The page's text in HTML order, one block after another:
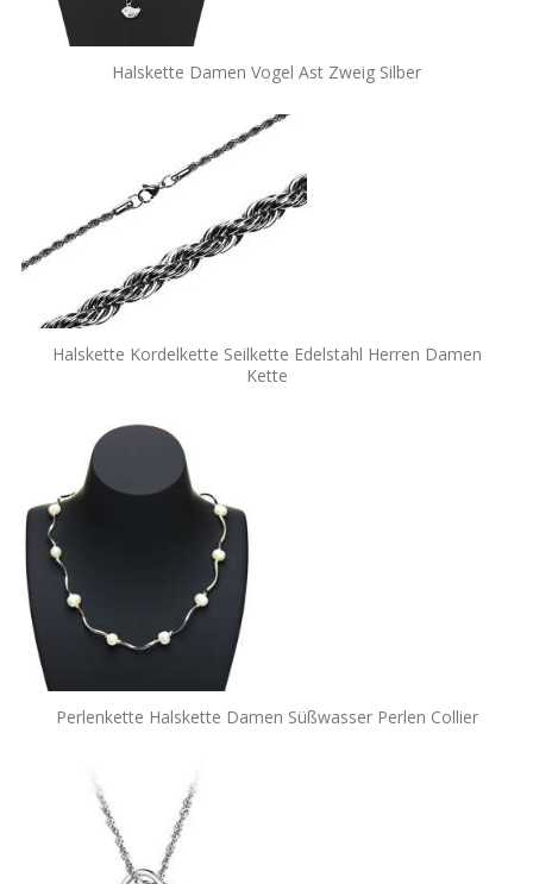
Halskette Damen Vogel Ast Zweig Silber
Halskette Kordelkette Seilkette Edelstahl Herren Damen
Kette
Perlenkette Halskette Damen Süßwasser Perlen Collier